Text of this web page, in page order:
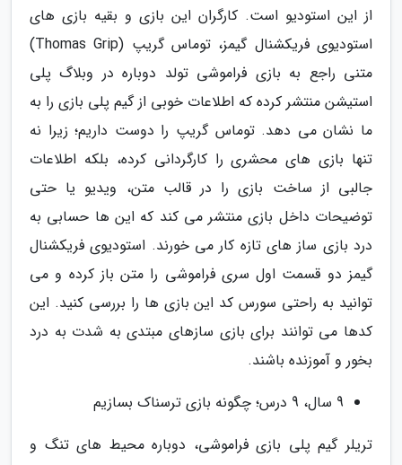
از این استودیو است. کارگران این بازی و بقیه بازی های
استودیوی فریکشنال گیمز، توماس گریپ (Thomas Grip)
متنی راجع به بازی فراموشی تولد دوباره در وبلاگ پلی
استیشن منتشر کرده که اطلاعات خوبی از گیم پلی بازی را به
ما نشان می دهد. توماس گریپ را دوست داریم؛ زیرا نه
تنها بازی های محشری را کارگردانی کرده، بلکه اطلاعات
جالبی از ساخت بازی را در قالب متن، ویدیو یا حتی
توضیحات داخل بازی منتشر می کند که این ها حسابی به
درد بازی ساز های تازه کار می خورند. استودیوی فریکشنال
گیمز دو قسمت اول سری فراموشی را متن باز کرده و می
توانید به راحتی سورس کد این بازی ها را بررسی کنید. این
کدها می توانند برای بازی سازهای مبتدی به شدت به درد
بخور و آموزنده باشند.
9 سال، 9 درس؛ چگونه بازی ترسناک بسازیم
تریلر گیم پلی بازی فراموشی، دوباره محیط های تنگ و